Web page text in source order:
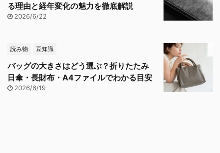
る理由と経年変化の魅力を徹底解説
2026/6/22
読み物 豆知識
バッグの大きさはどう選ぶ？折りたたみ
日傘・長財布・A4ファイルでわかる目安
2026/6/19